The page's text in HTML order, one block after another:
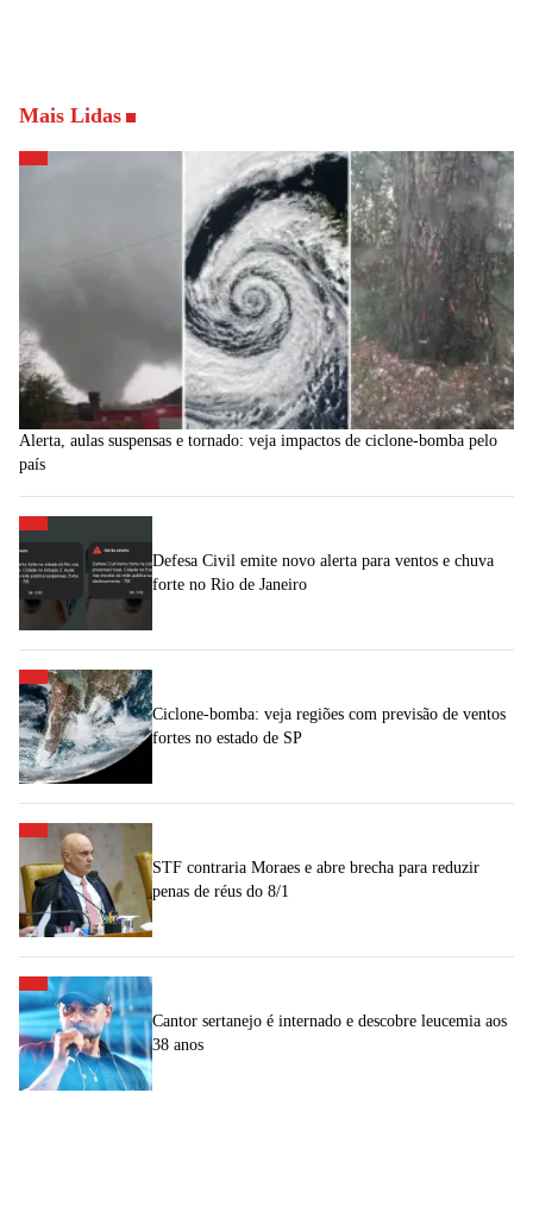
Mais Lidas
Alerta, aulas suspensas e tornado: veja impactos de ciclone-bomba pelo
país
Defesa Civil emite novo alerta para ventos e chuva
forte no Rio de Janeiro
Ciclone-bomba: veja regiões com previsão de ventos
fortes no estado de SP
STF contraria Moraes e abre brecha para reduzir
penas de réus do 8/1
Cantor sertanejo é internado e descobre leucemia aos
38 anos